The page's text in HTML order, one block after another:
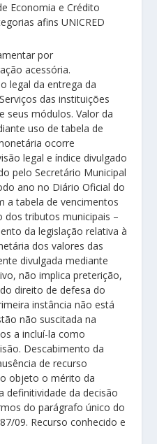
Economia e Crédito
afins UNICRED
por
acessória.
legal da entrega da
das instituições
seus módulos. Valor da
uso de tabela de
ocorre
legal e índice divulgado
pelo Secretário Municipal
ano no Diário Oficial do
a tabela de vencimentos
dos tributos municipais –
da legislação relativa à
dos valores das
divulgada mediante
não implica preterição,
direito de defesa do
instância não está
não suscitada na
a incluí-la como
Descabimento da
de recurso
objeto o mérito da
definitividade da decisão
do parágrafo único do
09. Recurso conhecido e